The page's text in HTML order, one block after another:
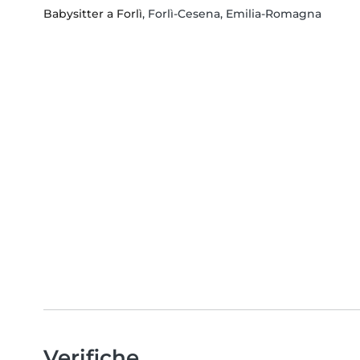
Babysitter a Forlì, Forlì-Cesena, Emilia-Romagna